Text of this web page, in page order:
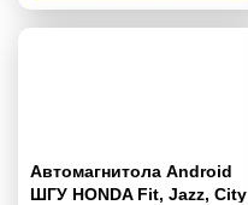
Автомагнитола Android
ШГУ HONDA Fit, Jazz, City